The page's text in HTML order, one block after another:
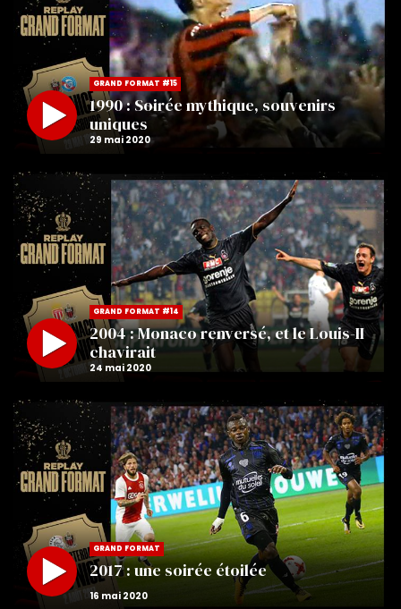
GRAND FORMAT #15
1990 : Soirée mythique, souvenirs
uniques
GRAND FORMAT #14
2004 : Monaco renversé, et le Louis-II
chavirait
GRAND FORMAT
2017 : une soirée étoilée